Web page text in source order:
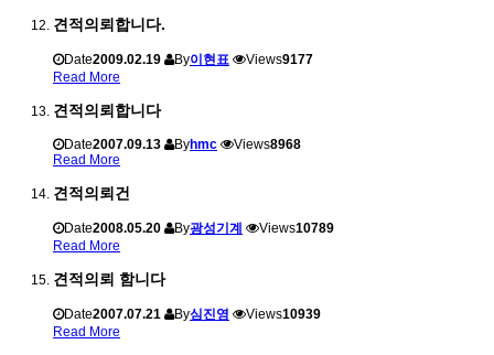
견적의뢰합니다.
Date2009.02.19 By이현표 Views9177
Read More
견적의뢰합니다
Date2007.09.13 Byhmc Views8968
Read More
견적의뢰건
Date2008.05.20 By광성기계 Views10789
Read More
견적의뢰 함니다
Date2007.07.21 By심진영 Views10939
Read More